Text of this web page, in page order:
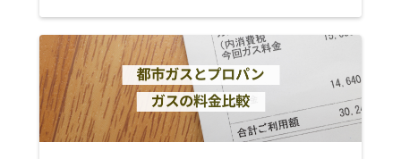
天草市
上天草市 天草郡苓北町